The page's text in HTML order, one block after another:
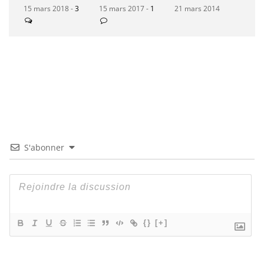
15 mars 2018 -3 15 mars 2017 - 1 21 mars 2014
S'abonner
{} [+]